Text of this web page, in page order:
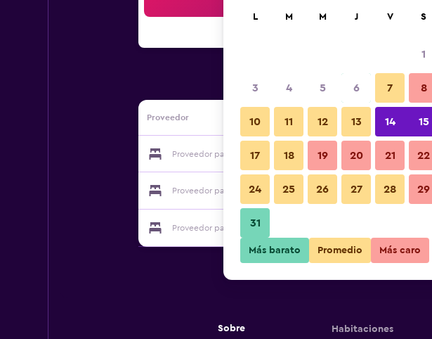
Proveedor
Proveedor para Chelmsford Place Guest House
Proveedor para Chelmsford Place Guest House
Proveedor para Chelmsford Place Guest House
Sobre Habitaciones
L M M J V S
1
3 4 5 6 7 8
10 11 12 13 14 15
17 18 19 20 21 22
24 25 26 27 28 29
31
Más barato Promedio Más caro